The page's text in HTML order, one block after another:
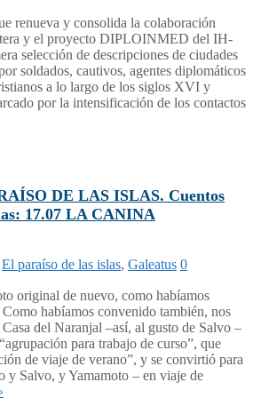
renueva y consolida la colaboración
y el proyecto DIPLOINMED del IH-
selección de descripciones de ciudades
soldados, cautivos, agentes diplomáticos
a lo largo de los siglos XVI y
por la intensificación de los contactos
DE LAS ISLAS. Cuentos
17.07 LA CANINA
El paraíso de las islas, Galeatus 0
original de nuevo, como habíamos
habíamos convenido también, nos
del Naranjal –así, al gusto de Salvo –
para trabajo de curso”, que
de viaje de verano”, y se convirtió para
y Salvo, y Yamamoto – en viaje de